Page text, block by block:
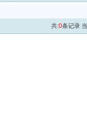
共:0条记录